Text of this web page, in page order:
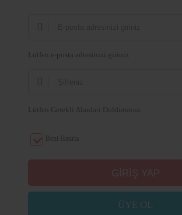
Lütfen e-posta adresinizi giriniz
Lütfen Gerekli Alanları Doldurunuz.
Beni Hatırla
ÜYE OL